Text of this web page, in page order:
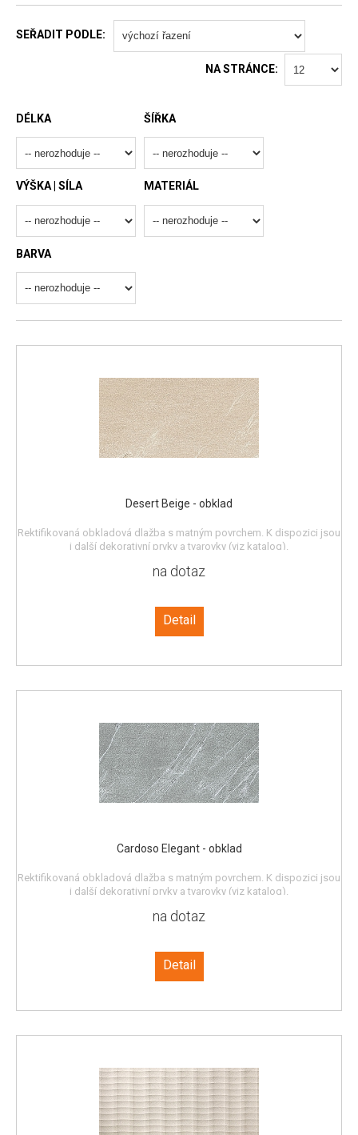
SEŘADIT PODLE:
NA STRÁNCE:
DÉLKA ŠÍŘKA
VÝŠKA | SÍLA MATERIÁL
BARVA
Desert Beige - obklad
Rektifikovaná obkladová dlažba s matným povrchem. K dispozici jsou
i další dekorativní prvky a tvarovky (viz katalog).
na dotaz
Detail
Cardoso Elegant - obklad
Rektifikovaná obkladová dlažba s matným povrchem. K dispozici jsou
i další dekorativní prvky a tvarovky (viz katalog).
na dotaz
Detail